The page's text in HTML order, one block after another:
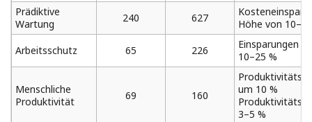
Prädiktive
Wartung
240 627
Höhe von
Arbeitsschutz
65 226
Einsparungen
10–25 %
Menschliche
Produktivität
69 160
um 10 %
3–5 %